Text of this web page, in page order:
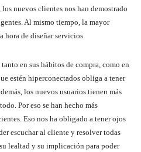
nuevos clientes nos han demostrado
Al mismo tiempo, la mayor
hora de diseñar servicios.
en sus hábitos de compra, como en
estén hiperconectados obliga a tener
los nuevos usuarios tienen más
Por eso se han hecho más
Eso nos ha obligado a tener ojos
escuchar al cliente y resolver todas
lealtad y su implicación para poder